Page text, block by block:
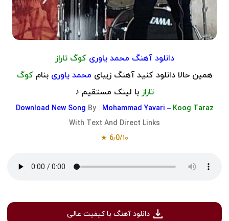
دانلود آهنگ محمد یاوریکوگ تاراز
همین حالا دانلود کنید آهنگ زیبای محمد یاوری بنامکوگ
تاراز با لینک مستقیم ♪
Download New Song By : Mohammad Yavari – Koog Taraz
With Text And Direct Links
6٫0/۱۰ ★
دانلود آهنگ با کیفیت عالی